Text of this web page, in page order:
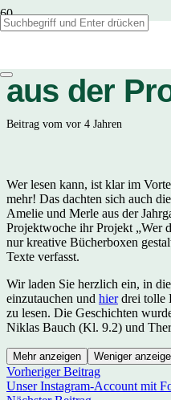
aus der
Beitrag vom vor 4 Jahren
Wer lesen kann, ist klar im
mehr! Das dachten sich auch
Amelie und Merle aus der
Projektwoche ihr Projekt „Wer
nur kreative Bücherboxen
Texte verfasst.
Wir laden Sie herzlich ein, in
einzutauchen und hierdrei tolle
zu lesen. Die Geschichten
Niklas Bauch (Kl. 9.2) und
Mehr anzeigen Weniger
Vorheriger Beitrag
Unser Instagram-Account mit